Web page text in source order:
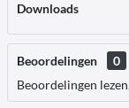
Downloads
Beoordelingen
0
Beoordelingen